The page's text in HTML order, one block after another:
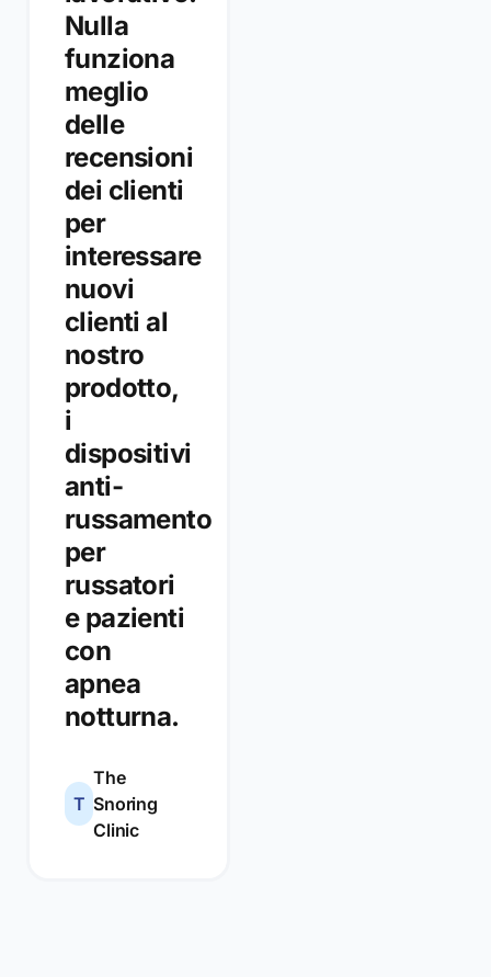
Nulla
funziona
meglio
delle
recensioni
dei clienti
per
interessare
nuovi
clienti al
nostro
prodotto,
i
dispositivi
anti-
russamento
per
russatori
e pazienti
con
apnea
notturna.
T
The
Snoring
Clinic